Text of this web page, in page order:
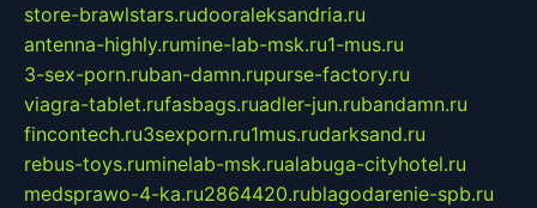
store-brawlstars.rudooraleksandria.ru
antenna-highly.rumine-lab-msk.ru1-mus.ru
3-sex-porn.ruban-damn.rupurse-factory.ru
viagra-tablet.rufasbags.ruadler-jun.rubandamn.ru
fincontech.ru3sexporn.ru1mus.rudarksand.ru
rebus-toys.ruminelab-msk.rualabuga-cityhotel.ru
medsprawo-4-ka.ru2864420.rublagodarenie-spb.ru